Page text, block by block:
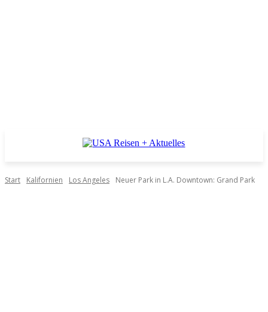
Start Kalifornien Los Angeles Neuer Park in L.A. Downtown: Grand Park